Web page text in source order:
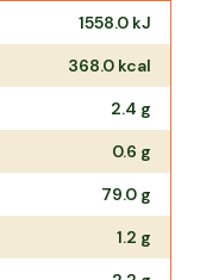
1558.0 kJ
368.0 kcal
2.4 g
0.6 g
79.0 g
1.2 g